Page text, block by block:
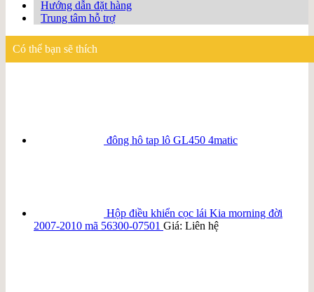
Hướng dẫn đặt hàng
Trung tâm hỗ trợ
Có thể bạn sẽ thích
đông hô tap lô GL450 4matic
Hộp điều khiển cọc lái Kia morning đời
2007-2010 mã 56300-07501 Giá: Liên hệ